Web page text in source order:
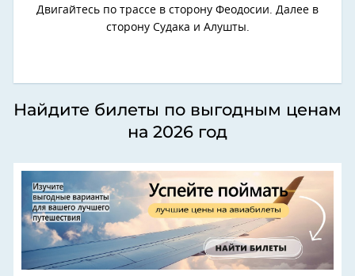
Двигайтесь по трассе в сторону Феодосии. Далее в
сторону Судака и Алушты.
Найдите билеты по выгодным ценам
на 2026 год